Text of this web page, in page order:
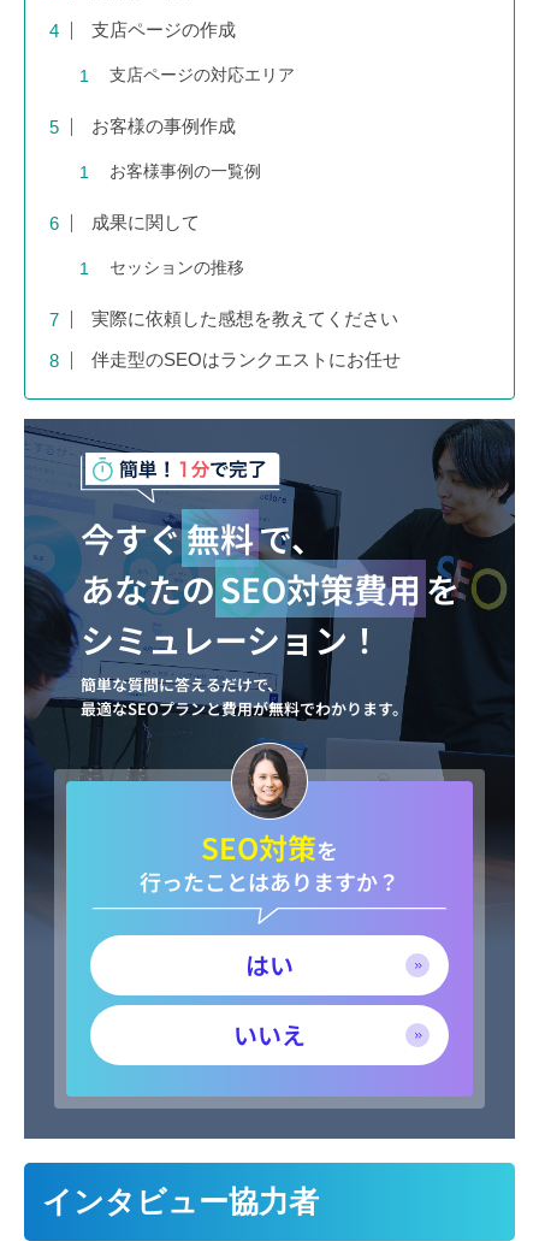
支店ページの作成
支店ページの対応エリア
お客様の事例作成
お客様事例の一覧例
成果に関して
セッションの推移
実際に依頼した感想を教えてください
伴走型のSEOはランクエストにお任せ
今すぐ無料で、
あなたのSEO対策費用 を
シミュレーション！
簡単な質問に答えるだけで、
最適なSEOプランと費用が無料でわかります。
SEO対策を
行ったことはありますか？
はい
いいえ
インタビュー協力者